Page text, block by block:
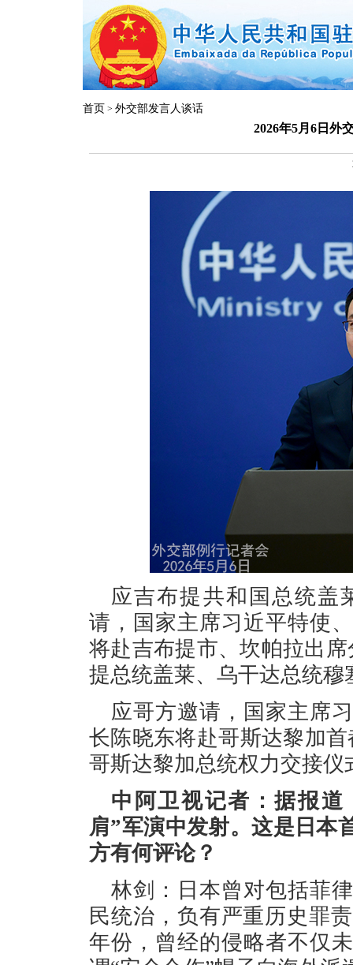
首页 > 外交部发言人谈话
2026年5月6日外
应吉布提共和国总统盖
请，国家主席习近平特使
将赴吉布提市、坎帕拉出
提总统盖莱、乌干达总统穆
应哥方邀请，国家主席
长陈晓东将赴哥斯达黎加
哥斯达黎加总统权力交接仪
中阿卫视记者：据报
肩”军演中发射。这是日本
方有何评论？
林剑：日本曾对包括菲
民统治，负有严重历史罪
年份，曾经的侵略者不仅